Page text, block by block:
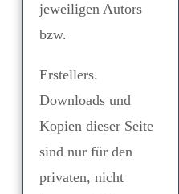
jeweiligen Autors
bzw.
Erstellers.
Downloads und
Kopien dieser Seite
sind nur für den
privaten, nicht